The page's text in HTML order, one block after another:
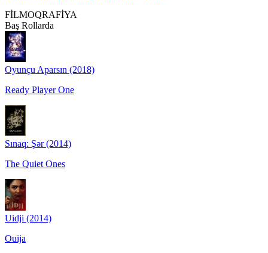
FİLMOQRAFİYA
Baş Rollarda
Oyunçu Aparsın (2018)
Ready Player One
Sınaq: Şər (2014)
The Quiet Ones
Uidji (2014)
Ouija